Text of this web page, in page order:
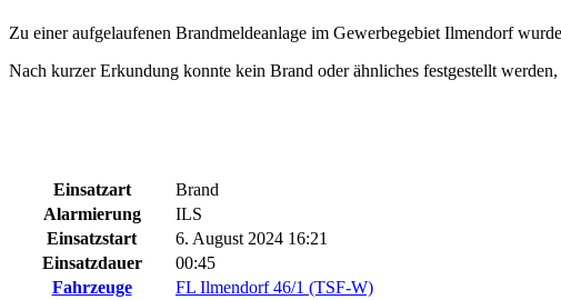
Zu einer aufgelaufenen Brandmeldeanlage im Gewerbegebiet Ilmendorf
Nach kurzer Erkundung konnte kein Brand oder ähnliches festgestellt
Einsatzart
Brand
Alarmierung
ILS
Einsatzstart
6. August 2024 16:21
Einsatzdauer
00:45
Fahrzeuge
FL Ilmendorf 46/1 (TSF-W)